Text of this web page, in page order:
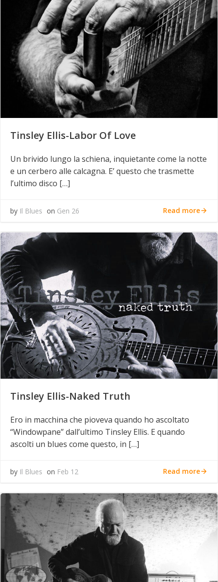
Tinsley Ellis-Labor Of Love
Un brivido lungo la schiena, inquietante come la notte
e un cerbero alle calcagna. E’ questo che trasmette
l’ultimo disco […]
by Il Blues on Gen 26 Read more
Tinsley Ellis-Naked Truth
Ero in macchina che pioveva quando ho ascoltato
“Windowpane” dall’ultimo Tinsley Ellis. E quando
ascolti un blues come questo, in […]
by Il Blues on Feb 12 Read more